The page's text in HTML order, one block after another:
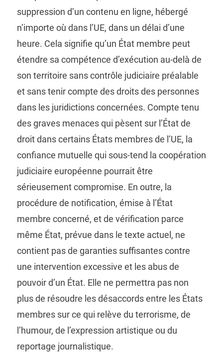
suppression d’un contenu en ligne, hébergé
n’importe où dans l’UE, dans un délai d’une
heure. Cela signifie qu’un État membre peut
étendre sa compétence d’exécution au-delà de
son territoire sans contrôle judiciaire préalable
et sans tenir compte des droits des personnes
dans les juridictions concernées. Compte tenu
des graves menaces qui pèsent sur l’État de
droit dans certains États membres de l’UE, la
confiance mutuelle qui sous-tend la coopération
judiciaire européenne pourrait être
sérieusement compromise. En outre, la
procédure de notification, émise à l’État
membre concerné, et de vérification parce
même État, prévue dans le texte actuel, ne
contient pas de garanties suffisantes contre
une intervention excessive et les abus de
pouvoir d’un État. Elle ne permettra pas non
plus de résoudre les désaccords entre les États
membres sur ce qui relève du terrorisme, de
l’humour, de l’expression artistique ou du
reportage journalistique.